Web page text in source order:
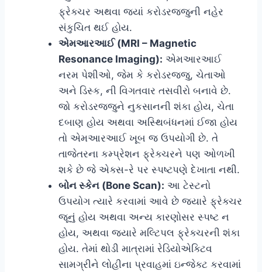
ફ્રેક્ચર અથવા જ્યાં કરોડરજ્જુની નહેર
સંકુચિત થઈ હોય.
એમઆરઆઈ (MRI – Magnetic
Resonance Imaging): એમઆરઆઈ
નરમ પેશીઓ, જેમ કે કરોડરજ્જુ, ચેતાઓ
અને ડિસ્ક, ની વિગતવાર તસવીરો બનાવે છે.
જો કરોડરજ્જુને નુકસાનની શંકા હોય, ચેતા
દબાણ હોય અથવા અસ્થિબંધનમાં ઈજા હોય
તો એમઆરઆઈ ખૂબ જ ઉપયોગી છે. તે
તાજેતરના કમ્પ્રેશન ફ્રેક્ચરને પણ ઓળખી
શકે છે જે એક્સ-રે પર સ્પષ્ટપણે દેખાતા નથી.
બોન સ્કેન (Bone Scan): આ ટેસ્ટનો
ઉપયોગ ત્યારે કરવામાં આવે છે જ્યારે ફ્રેક્ચર
જૂનું હોય અથવા અન્ય કારણોસર સ્પષ્ટ ન
હોય, અથવા જ્યારે મલ્ટિપલ ફ્રેક્ચરની શંકા
હોય. તેમાં થોડી માત્રામાં રેડિયોએક્ટિવ
સામગ્રીને લોહીના પ્રવાહમાં ઇન્જેક્ટ કરવામાં